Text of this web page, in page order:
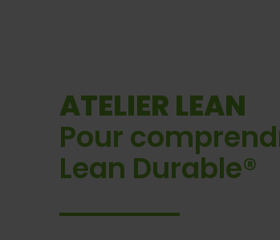
ATELIER LEAN
Pour
Lean Durable®